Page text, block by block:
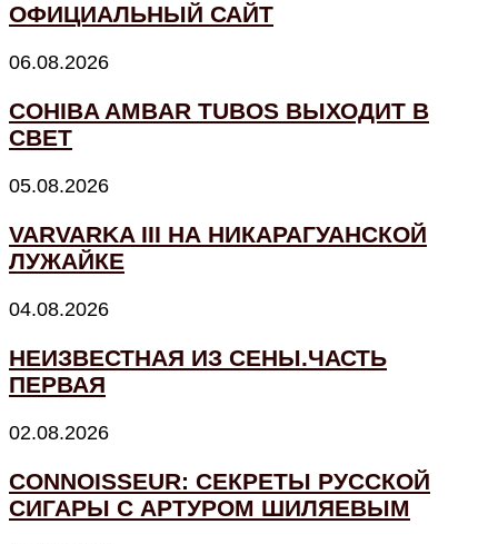
ОФИЦИАЛЬНЫЙ САЙТ
06.08.2026
COHIBA AMBAR TUBOS ВЫХОДИТ В
СВЕТ
05.08.2026
VARVARKA III НА НИКАРАГУАНСКОЙ
ЛУЖАЙКЕ
04.08.2026
НЕИЗВЕСТНАЯ ИЗ СЕНЫ.ЧАСТЬ
ПЕРВАЯ
02.08.2026
CONNOISSEUR: СЕКРЕТЫ РУССКОЙ
СИГАРЫ С АРТУРОМ ШИЛЯЕВЫМ